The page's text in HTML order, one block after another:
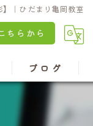
】｜ひだまり亀岡教室
ちらから
ブログ